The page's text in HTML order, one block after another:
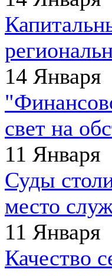
14 Января
свет на
11 Января
Суды
место
11 Января
Качество